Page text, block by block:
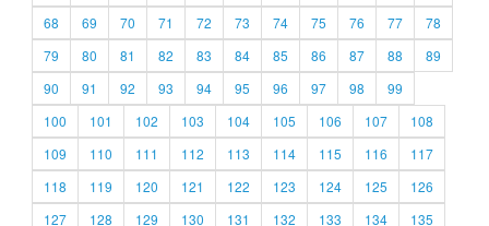
68
69 70 71 72 73 74 75 76 77
78
79
80 81 82 83 84 85 86 87 88
89
90
91 92 93 94 95 96 97 98
99
100
101 102 103 104 105 106 107
108
109
110 111 112 113 114 115 116
117
118
119 120 121 122 123 124 125
126
127
128 129 130 131 132 133 134
135